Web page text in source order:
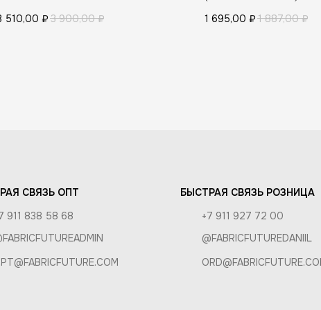
510,00 ₽ 3 900,00 ₽ 1 695,00 ₽ 1 887,00 ₽
СВЯЗЬ ОПТ
911 838 58 68
БЫСТРАЯ СВЯЗЬ РОЗНИЦА
+7 911 927 72 00
@FABRICFUTUREDANIIL